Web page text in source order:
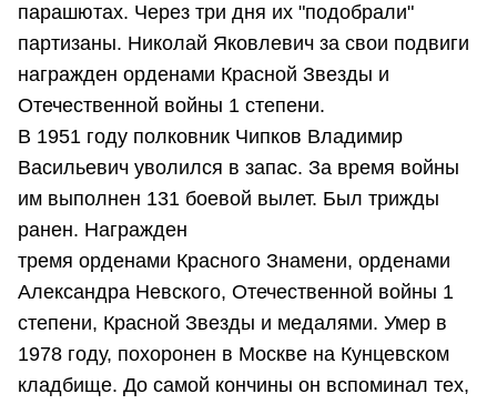
парашютах. Через три дня их "подобрали"
партизаны. Николай Яковлевич за свои подвиги
награжден орденами Красной Звезды и
Отечественной войны 1 степени.
В 1951 году полковник Чипков Владимир
Васильевич уволился в запас. За время войны
им выполнен 131 боевой вылет. Был трижды
ранен. Награжден
тремя орденами Красного Знамени, орденами
Александра Невского, Отечественной войны 1
степени, Красной Звезды и медалями. Умер в
1978 году, похоронен в Москве на Кунцевском
кладбище. До самой кончины он вспоминал тех,